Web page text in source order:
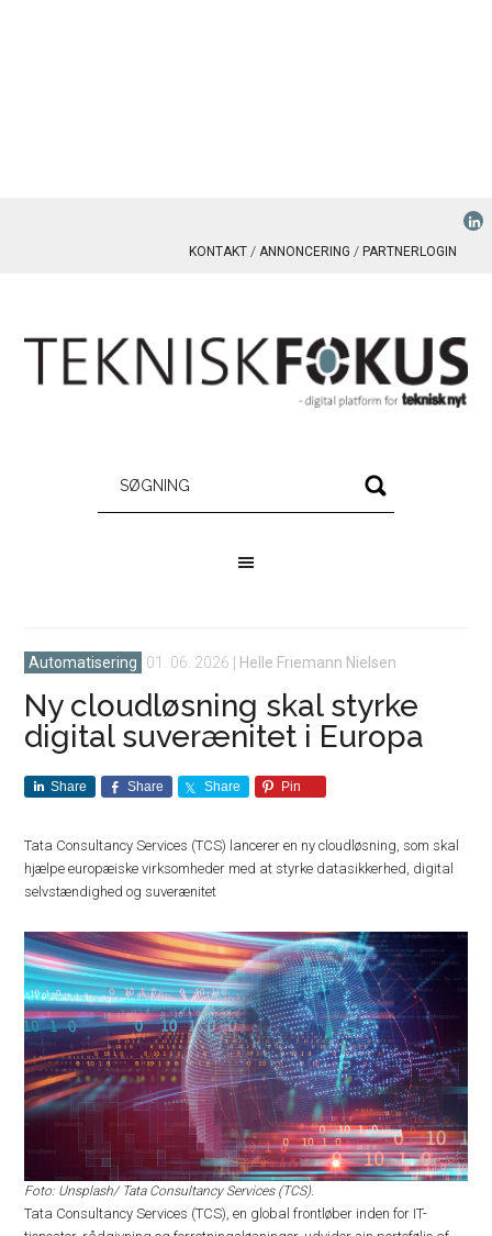
KONTAKT ANNONCERING PARTNERLOGIN
Automatisering 01. 06. 2026 Helle Friemann Nielsen
Ny cloudløsning skal styrke
digital suverænitet i Europa
Share Share Share Pin
Tata Consultancy Services (TCS) lancerer en ny cloudløsning, som skal
hjælpe europæiske virksomheder med at styrke datasikkerhed, digital
selvstændighed og suverænitet
Foto: Unsplash/ Tata Consultancy Services (TCS).
Tata Consultancy Services (TCS), en global frontløber inden for IT-